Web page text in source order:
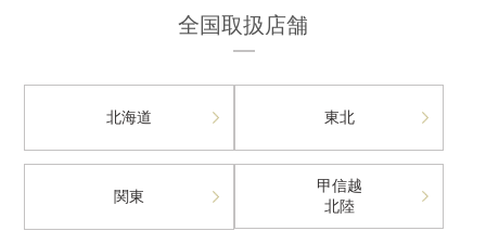
全国取扱店舗
北海道 東北
関東
甲信越
北陸